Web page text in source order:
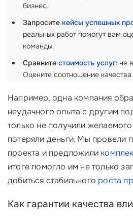
бизнес.
Запросите кейсы успешных
реальных работ помогут вам
команды.
Сравните стоимость услуг: не
Оцените соотношение
Например, одна компания
неудачного опыта с другим
только не получили
потеряли деньги. Мы провели
проекта и предложили
итоге помогло им не только
добиться стабильного роста
Как гарантии качества